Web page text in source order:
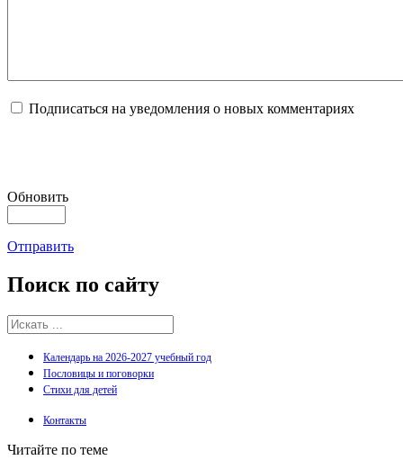
Подписаться на уведомления о новых комментариях
Обновить
Отправить
Поиск по сайту
Календарь на 2026-2027 учебный год
Пословицы и поговорки
Стихи для детей
Контакты
Читайте по теме